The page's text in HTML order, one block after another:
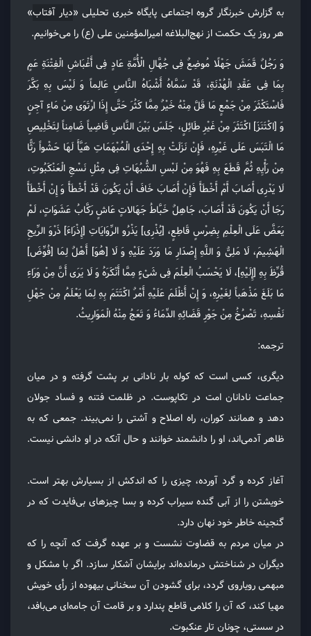
به گزارش خبرنگار گروه اجتماعی پایگاه خبری تحلیلی «دیار آفتاب»
هر روز یک حکمت از نهج‌البلاغه امیرالمؤمنین علی (ع) را می‌خوانیم.
وَ رَجُلٌ قَمَشَ جَهْلًا مُوضِعٌ فِی جُهَّالِ الْأُمَّةِ عَادٍ فِی أَغْبَاشِ الْفِتْنَةِ عَمٍ
بِمَا فِی عَقْدِ الْهُدْنَةِ، قَدْ سَمَّاهُ أَشْبَاهُ النَّاسِ عَالِماً وَ لَیْسَ بِهِ بَکَّرَ
فَاسْتَکْثَرَ مِنْ جَمْعٍ مَا قَلَّ مِنْهُ خَیْرٌ مِمَّا کَثُرَ حَتَّی إِذَا ارْتَوَی مِنْ مَاءٍ آجِنٍ
وَ [اکْتَنَزَ] اکْتَثَرَ مِنْ غَیْرِ طَائِلٍ، جَلَسَ بَیْنَ النَّاسِ قَاضِیاً ضَامِناً لِتَخْلِیصِ
مَا الْتَبَسَ عَلَی غَیْرِهِ، فَإِنْ نَزَلَتْ بِهِ إِحْدَی الْمُبْهَمَاتِ هَیَّأَ لَهَا حَشْواً رَثًّا
مِنْ رَأْیِهِ ثُمَّ قَطَعَ بِهِ فَهُوَ مِنْ لَبْسِ الشُّبُهَاتِ فِی مِثْلِ نَسْجِ الْعَنْکَبُوتِ،
لَا یَدْرِی أَصَابَ أَمْ أَخْطَأَ فَإِنْ أَصَابَ خَافَ أَنْ یَکُونَ قَدْ أَخْطَأَ وَ إِنْ أَخْطَأَ
رَجَا أَنْ یَکُونَ قَدْ أَصَابَ، جَاهِلٌ خَبَّاطُ جَهَالاتٍ عَاشٍ رَکَّابُ عَشَوَاتٍ، لَمْ
یَعَضَّ عَلَی الْعِلْمِ بِضِرْسٍ قَاطِعٍ، [یُذْرِی] یَذْرُو الرِّوَایَاتِ [إِذْرَاءَ] ذَرْوَ الرِّیحِ
الْهَشِیمَ، لَا مَلِیٌّ وَ اللَّهِ إِصْدَارِ مَا وَرَدَ عَلَیْهِ وَ لَا [هُوَ] أَهْلٌ لِمَا [فُوِّضَ]
قُرِّظَ بِهِ [إِلَیْهِ]، لَا یَحْسَبُ الْعِلْمَ فِی شَیْءٍ مِمَّا أَنْکَرَهُ وَ لَا یَرَی أَنَّ مِنْ وَرَاءِ
مَا بَلَغَ مَذْهَباً لِغَیْرِهِ، وَ إِنْ أَظْلَمَ عَلَیْهِ أَمْرٌ اکْتَتَمَ بِهِ لِمَا یَعْلَمُ مِنْ جَهْلِ
نَفْسِهِ، تَصْرُخُ مِنْ جَوْرِ قَضَائِهِ الدِّمَاءُ وَ تَعَجُ مِنْهُ الْمَوَارِیثُ.
ترجمه:
دیگری، کسی است که کوله بار نادانی بر پشت گرفته و در میان
جماعت نادانان امت در تکاپوست. در ظلمت فتنه و فساد جولان
دهد و همانند کوران، راه اصلاح و آشتی را نمی‌بیند. جمعی که به
ظاهر آدمی‌اند، او را دانشمند خوانند و حال آنکه در او دانشی نیست.
آغاز کرده و گرد آورده، چیزی را که اندکش از بسیارش بهتر است.
خویشتن را از آبی گنده سیراب کرده و بسا چیزهای بی‌فایدت که در
گنجینه خاطر خود نهان دارد.
در میان مردم به قضاوت نشست و بر عهده گرفت که آنچه را که
دیگران در شناختش درمانده‌اند برایشان آشکار سازد. اگر با مشکل و
مبهمی رویاروی گردد، برای گشودن آن سخنانی بیهوده از رأی خویش
مهیا کند، که آن را کلامی قاطع پندارد و بر قامت آن جامه‌ای می‌بافد،
در سستی، چونان تار عنکبوت.